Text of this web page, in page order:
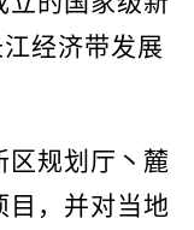
经济带发展
区规划厅丶麓
目，并对当地